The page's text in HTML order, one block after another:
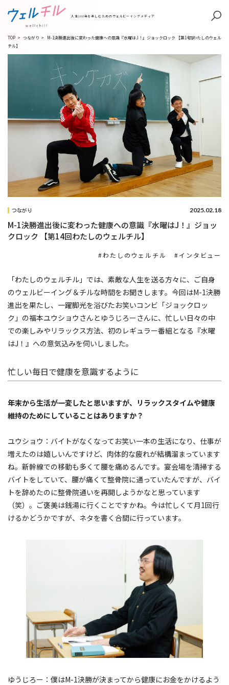
人生100年を楽しむためのウェルビーイングメディア
TOP > つながり >
M-1決勝進出後に変わった健康への意識『水曜はJ！』ジョックロック 【第14回わたしのウェル
チル】
つながり 2025.02.18
M-1決勝進出後に変わった健康への意識『水曜はJ！』ジョッ
クロック 【第14回わたしのウェルチル】
わたしのウェルチル インタビュー
「わたしのウェルチル」では、素敵な人生を送る方々に、ご自身
のウェルビーイング＆チルな時間をお聞きします。今回はM-1決勝
進出を果たし、一躍脚光を浴びたお笑いコンビ「ジョックロッ
ク」の福本ユウショウさんとゆうじろーさんに、忙しい日々の中
での楽しみやリラックス方法、初のレギュラー番組となる『水曜
はJ！』への意気込みを伺いしました。
忙しい毎日で健康を意識するように
――年末から生活が一変したと思いますが、リラックスタイムや健康
維持のためにしていることはありますか？
ユウショウ：バイトがなくなってお笑い一本の生活になり、仕事が
増えたのは嬉しいんですけど、肉体的な疲れが結構溜まっています
ね。新幹線での移動も多くて腰を痛めるんです。宴会場を清掃する
バイトをしていて、腰が痛くて整骨院に通っていたんですが、バイ
トを辞めたのに整骨院通いを再開しようかなと思っています
（笑）。ご褒美は銭湯に行くことですかね。今は忙しくて月1回行
けるかどうかですが、ネタを書く合間に行っています。
ゆうじろー：僕はM-1決勝が決まってから健康にお金をかけるよう